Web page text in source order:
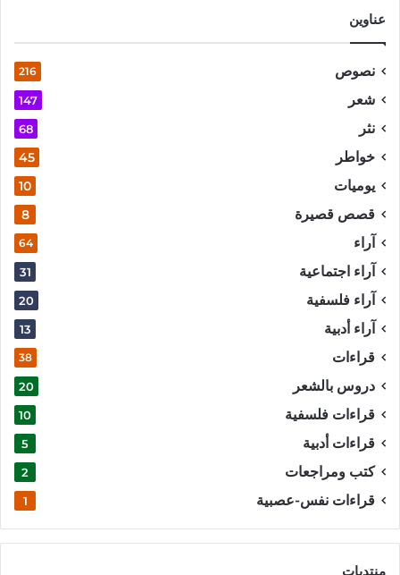
عناوين
نصوص 216
شعر 147
نثر 68
خواطر 45
يوميات 10
قصص قصيرة 8
آراء 64
آراء اجتماعية 31
آراء فلسفية 20
آراء أدبية 13
قراءات 38
دروس بالشعر 20
قراءات فلسفية 10
قراءات أدبية 5
كتب ومراجعات 2
قراءات نفس-عصبية 1
منتديات